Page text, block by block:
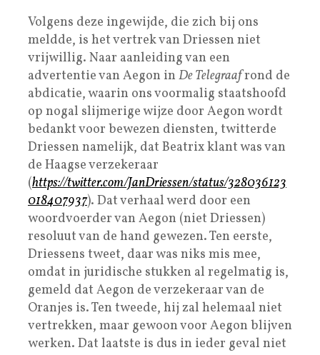
Volgens deze ingewijde, die zich bij ons
meldde, is het vertrek van Driessen niet
vrijwillig. Naar aanleiding van een
advertentie van Aegon in De Telegraafrond de
abdicatie, waarin ons voormalig staatshoofd
op nogal slijmerige wijze door Aegon wordt
bedankt voor bewezen diensten, twitterde
Driessen namelijk, dat Beatrix klant was van
de Haagse verzekeraar
(https://twitter.com/JanDriessen/status/328036123
018407937). Dat verhaal werd door een
woordvoerder van Aegon (niet Driessen)
resoluut van de hand gewezen. Ten eerste,
Driessens tweet, daar was niks mis mee,
omdat in juridische stukken al regelmatig is,
gemeld dat Aegon de verzekeraar van de
Oranjes is. Ten tweede, hij zal helemaal niet
vertrekken, maar gewoon voor Aegon blijven
werken. Dat laatste is dus in ieder geval niet